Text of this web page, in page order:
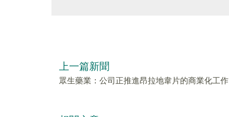
上一篇新聞
眾生藥業：公司正推進昂拉地韋片的商業化工作